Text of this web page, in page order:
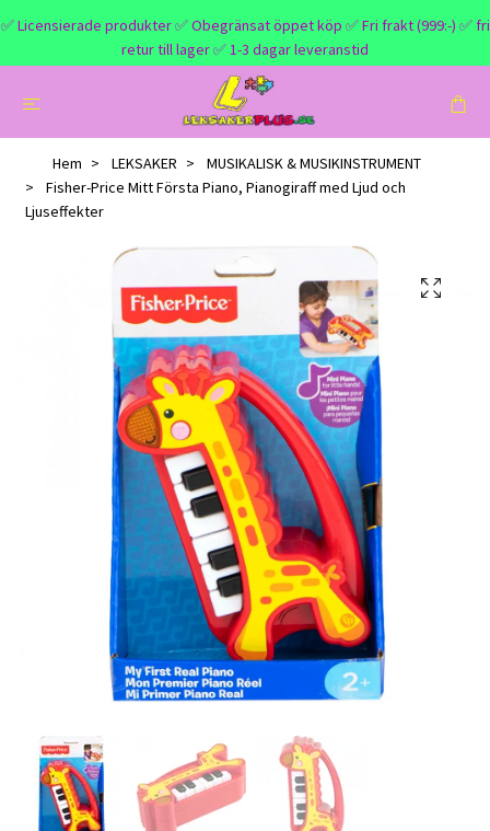
✅ Licensierade produkter ✅ Obegränsat öppet köp ✅ Fri frakt (999:-) ✅ fri
retur till lager ✅ 1-3 dagar leveranstid
Hem LEKSAKER
MUSIKALISK & MUSIKINSTRUMENT
Fisher-Price Mitt Första Piano, Pianogiraff med Ljud och
Ljuseffekter